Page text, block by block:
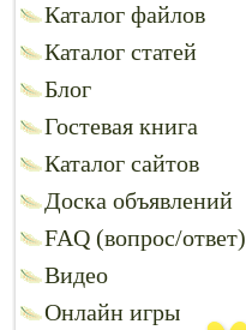
Каталог файлов
Каталог статей
Блог
Гостевая книга
Каталог сайтов
Доска объявлений
FAQ (вопрос/ответ)
Видео
Онлайн игры